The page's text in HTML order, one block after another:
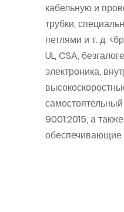
кабельную и
трубки,
петлями и т. д.
UL, CSA,
электроника,
9001:2015, а
обеспечивающие